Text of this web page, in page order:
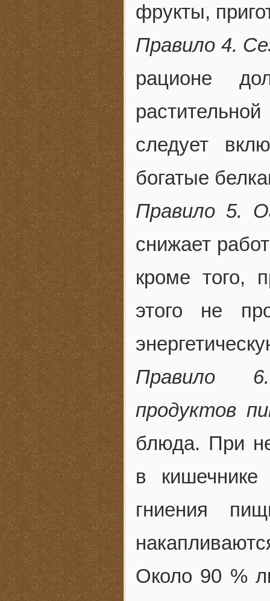
фрукты,
Правило 4.
рационе
следует
богатые
Правило 5.
снижает
кроме того,
этого не
Правило
продуктов
блюда. При
в
гниения
Около 90 %